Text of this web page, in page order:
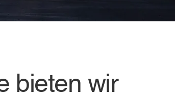
bieten wir